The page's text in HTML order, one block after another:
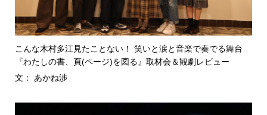
こんな木村多江見たことない！ 笑いと涙と音楽で奏でる舞台
『わたしの書、頁(ページ)を図る』取材会＆観劇レビュー
文： あかね渉